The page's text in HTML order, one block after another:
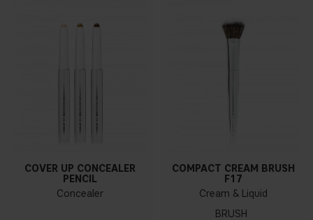
COVER UP CONCEALER
PENCIL
Concealer
COMPACT CREAM BRUSH
F17
Cream & Liquid
BRUSH